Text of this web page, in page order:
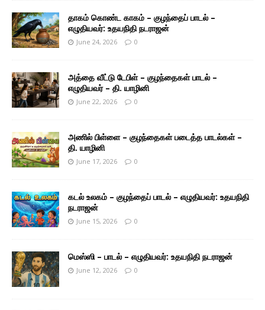
தாகம் கொண்ட காகம் – குழந்தைப் பாடல் –
எழுதியவர்: உதயநிதி நடராஜன்
June 24, 2026 0
அத்தை வீட்டு டேபிள் – குழந்தைகள் பாடல் –
எழுதியவர் – தி. யாழினி
June 22, 2026 0
அணில் பிள்ளை – குழந்தைகள் படைத்த பாடல்கள் –
தி. யாழினி
June 17, 2026 0
கடல் உலகம் – குழந்தைப் பாடல் – எழுதியவர்: உதயநிதி
நடராஜன்
June 15, 2026 0
மெஸ்ஸி – பாடல் – எழுதியவர்: உதயநிதி நடராஜன்
June 12, 2026 0